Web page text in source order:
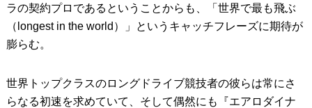
ラの契約プロであるということからも、「世界で最も飛ぶ
（longest in the world）」というキャッチフレーズに期待が
膨らむ。
世界トップクラスのロングドライブ競技者の彼らは常にさ
らなる初速を求めていて、そして偶然にも『エアロダイナ